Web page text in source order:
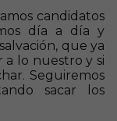
candidatos
día a día y
que ya
a lo nuestro y si
Seguiremos
sacar los